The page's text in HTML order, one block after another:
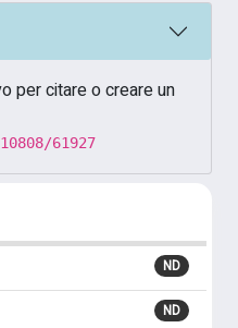
per citare o creare un
61927
ND
ND